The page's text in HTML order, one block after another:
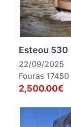
Esteou 530
22/09/2025
Fouras 17450
2,500.00€